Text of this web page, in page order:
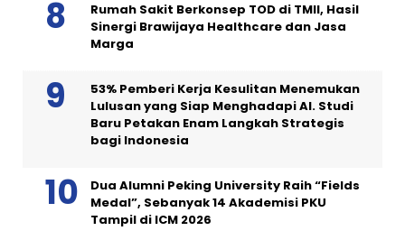
Rumah Sakit Berkonsep TOD di TMII, Hasil
Sinergi Brawijaya Healthcare dan Jasa
Marga
53% Pemberi Kerja Kesulitan Menemukan
Lulusan yang Siap Menghadapi AI. Studi
Baru Petakan Enam Langkah Strategis
bagi Indonesia
Dua Alumni Peking University Raih “Fields
Medal”, Sebanyak 14 Akademisi PKU
Tampil di ICM 2026